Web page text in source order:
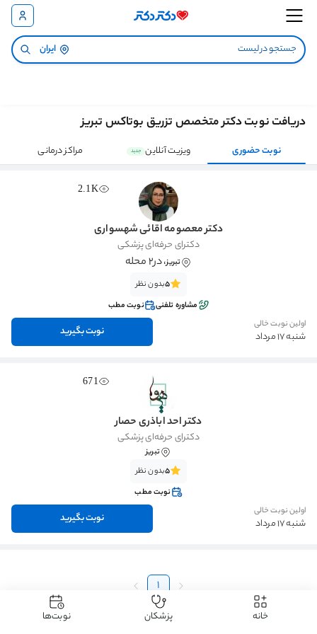
ایران
دریافت نوبت دکتر متخصص تزریق بوتاکس تبریز
نوبت حضوری ویزیت آنلاین جدید مراکز درمانی
2.1K
دکتر معصومه اقائی شهسواری
دکترای حرفه‌ای پزشکی
تبریز، در2 محله
5بدون نظر
مشاوره تلفنی
نوبت مطب
اولین نوبت خالی
شنبه 17 مرداد نوبت بگیرید
671
دکتر احد اباذری حصار
دکترای حرفه‌ای پزشکی
تبریز
5بدون نظر
نوبت مطب
اولین نوبت خالی
شنبه 17 مرداد نوبت بگیرید
1
خانه پزشکان نوبت‌ها